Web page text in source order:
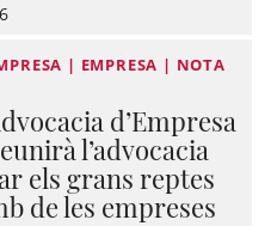
| EMPRESA | NOTA
d’Empresa
l’advocacia
els grans reptes
de les empreses